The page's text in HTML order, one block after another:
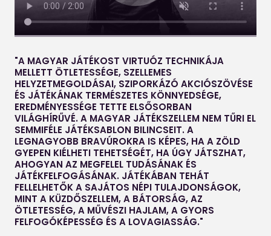
"A MAGYAR JÁTÉKOST VIRTUÓZ TECHNIKÁJA
MELLETT ÖTLETESSÉGE, SZELLEMES
HELYZETMEGOLDÁSAI, SZIPORKÁZÓ AKCIÓSZÖVÉSE
ÉS JÁTÉKÁNAK TERMÉSZETES KÖNNYEDSÉGE,
EREDMÉNYESSÉGE TETTE ELSŐSORBAN
VILÁGHÍRŰVÉ. A MAGYAR JÁTÉKSZELLEM NEM TŰRI EL
SEMMIFÉLE JÁTÉKSABLON BILINCSEIT. A
LEGNAGYOBB BRAVÚROKRA IS KÉPES, HA A ZÖLD
GYEPEN KIÉLHETI TEHETSÉGÉT, HA ÚGY JÁTSZHAT,
AHOGYAN AZ MEGFELEL TUDÁSÁNAK ÉS
JÁTÉKFELFOGÁSÁNAK. JÁTÉKÁBAN TEHÁT
FELLELHETŐK A SAJÁTOS NÉPI TULAJDONSÁGOK,
MINT A KÜZDŐSZELLEM, A BÁTORSÁG, AZ
ÖTLETESSÉG, A MŰVÉSZI HAJLAM, A GYORS
FELFOGÓKÉPESSÉG ÉS A LOVAGIASSÁG."